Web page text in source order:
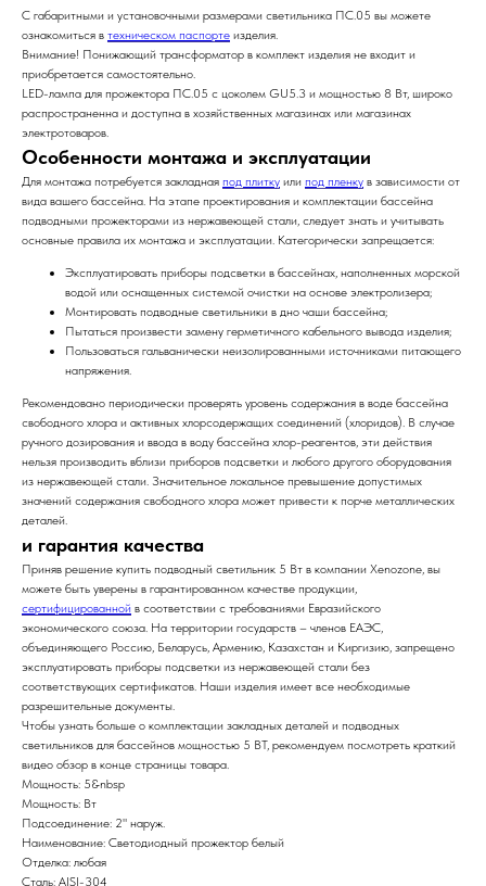
С габаритными и установочными размерами светильника ПС.05 вы можете
ознакомиться в техническом паспорте изделия.
Внимание! Понижающий трансформатор в комплект изделия не входит и
приобретается самостоятельно.
LED-лампа для прожектора ПС.05 с цоколем GU5.3 и мощностью 8 Вт, широко
распространенна и доступна в хозяйственных магазинах или магазинах
электротоваров.
Особенности монтажа и эксплуатации
Для монтажа потребуется закладная под плитку или под пленку в зависимости от
вида вашего бассейна. На этапе проектирования и комплектации бассейна
подводными прожекторами из нержавеющей стали, следует знать и учитывать
основные правила их монтажа и эксплуатации. Категорически запрещается:
Эксплуатировать приборы подсветки в бассейнах, наполненных морской
водой или оснащенных системой очистки на основе электролизера;
Монтировать подводные светильники в дно чаши бассейна;
Пытаться произвести замену герметичного кабельного вывода изделия;
Пользоваться гальванически неизолированными источниками питающего
напряжения.
Рекомендовано периодически проверять уровень содержания в воде бассейна
свободного хлора и активных хлорсодержащих соединений (хлоридов). В случае
ручного дозирования и ввода в воду бассейна хлор-реагентов, эти действия
нельзя производить вблизи приборов подсветки и любого другого оборудования
из нержавеющей стали. Значительное локальное превышение допустимых
значений содержания свободного хлора может привести к порче металлических
деталей.
и гарантия качества
Приняв решение купить подводный светильник 5 Вт в компании Xenozone, вы
можете быть уверены в гарантированном качестве продукции,
сертифицированной в соответствии с требованиями Евразийского
экономического союза. На территории государств – членов ЕАЭС,
объединяющего Россию, Беларусь, Армению, Казахстан и Киргизию, запрещено
эксплуатировать приборы подсветки из нержавеющей стали без
соответствующих сертификатов. Наши изделия имеет все необходимые
разрешительные документы.
Чтобы узнать больше о комплектации закладных деталей и подводных
светильников для бассейнов мощностью 5 ВТ, рекомендуем посмотреть краткий
видео обзор в конце страницы товара.
Мощность: 5&nbsp
Мощность: Вт
Подсоединение: 2" наруж.
Наименование: Светодиодный прожектор белый
Отделка: любая
Сталь: AISI-304